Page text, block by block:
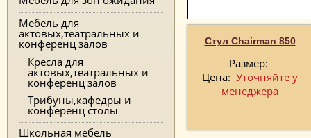
Мебель для
актовых,театральных и
конференц залов
Кресла для
актовых,театральных и
конференц залов
Трибуны,кафедры и
конференц столы
Школьная мебель
Стул Chairman 850
Размер:
Цена: Уточняйте у
менеджера